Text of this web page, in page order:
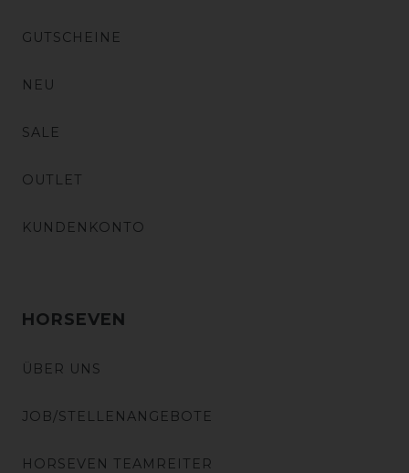
GUTSCHEINE
NEU
SALE
OUTLET
KUNDENKONTO
HORSEVEN
ÜBER UNS
JOB/STELLENANGEBOTE
HORSEVEN TEAMREITER